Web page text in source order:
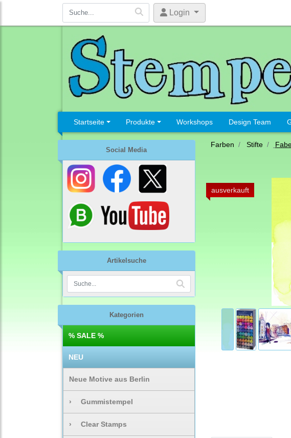
Login
Startseite Produkte Workshops Design Team
Social Media
Artikelsuche
Kategorien
% SALE %
NEU
Neue Motive aus Berlin
› Gummistempel
› Clear Stamps
Farben Stifte
ausverkauft